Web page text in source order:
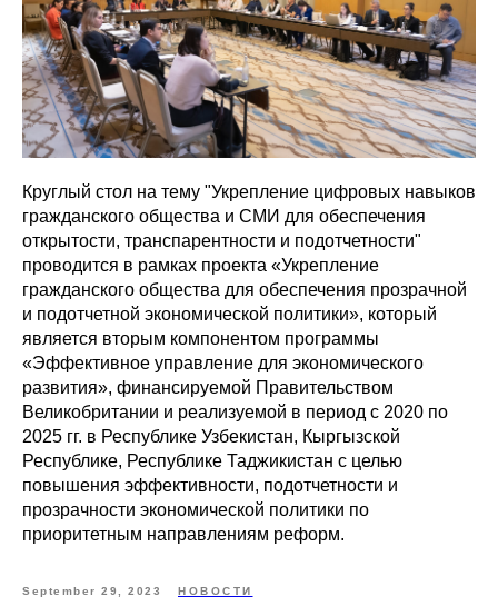
Круглый стол на тему "Укрепление цифровых навыков
гражданского общества и СМИ для обеспечения
открытости, транспарентности и подотчетности"
проводится в рамках проекта «Укрепление
гражданского общества для обеспечения прозрачной
и подотчетной экономической политики», который
является вторым компонентом программы
«Эффективное управление для экономического
развития», финансируемой Правительством
Великобритании и реализуемой в период с 2020 по
2025 гг. в Республике Узбекистан, Кыргызской
Республике, Республике Таджикистан с целью
повышения эффективности, подотчетности и
прозрачности экономической политики по
приоритетным направлениям реформ.
September 29, 2023 НОВОСТИ